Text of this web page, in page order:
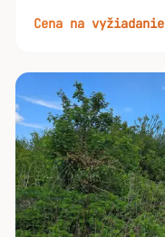
Cena na vyžiadanie